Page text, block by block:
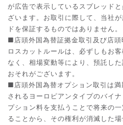
が広告で表示しているスプレッド
ざいます。お取引に際して、当社
ドを保証するものではありません。
■店頭外国為替証拠金取引及び店
ロスカットルールは、必ずしもお
なく、相場変動等により、預託し
おそれがございます。
■店頭外国為替オプション取引は
されるヨーロピアンタイプのバイ
プション料を支払うことで将来の
ることから、その権利が消滅した